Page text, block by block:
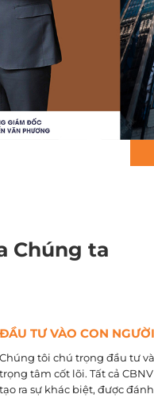
Chúng ta
ĐẦU TƯ VÀO CON NGƯỜI
Chúng tôi chú trọng đầu tư
trọng tâm cốt lõi. Tất cả
tạo ra sự khác biệt, được